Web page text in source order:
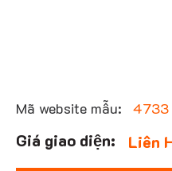
Mã website mẫu: 4733
Liên